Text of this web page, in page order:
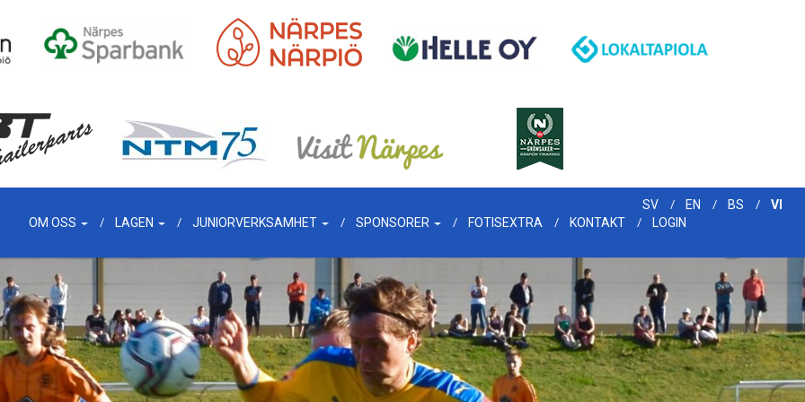
OM OSS LAGEN JUNIORVERKSAMHET SPONSORER FOTISEXTRA KONTAKT LOGIN
SV EN BS VI